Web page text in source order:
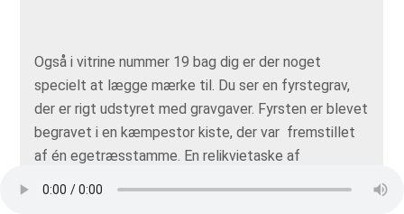
Også i vitrine nummer 19 bag dig er der noget
specielt at lægge mærke til. Du ser en fyrstegrav,
der er rigt udstyret med gravgaver. Fyrsten er blevet
begravet i en kæmpestor kiste, der var fremstillet
af én egetræsstamme. En relikvietaske af